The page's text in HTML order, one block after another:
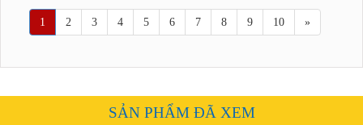
1 2 3 4 5 6 7 8 9 10 »
SẢN PHẨM ĐÃ XEM